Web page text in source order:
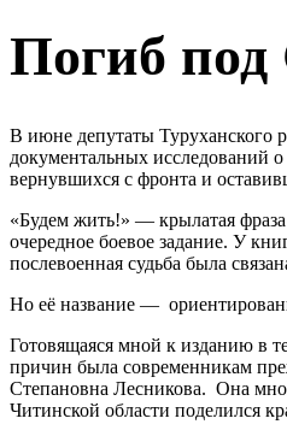
Погиб под
В июне депутаты Туруханского
документальных исследований
вернувшихся с фронта и
«Будем жить!» — крылатая
очередное боевое задание. У
послевоенная судьба была
Но её название —
Готовящаяся мной к изданию в
причин была современникам
Степановна Лесникова. Она
Читинской области поделился